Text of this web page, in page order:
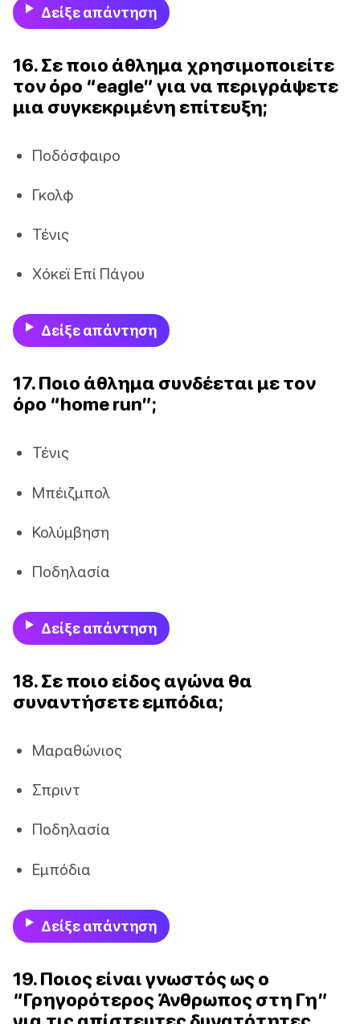
Δείξε απάντηση
16. Σε ποιο άθλημα χρησιμοποιείτε
τον όρο “eagle” για να περιγράψετε
μια συγκεκριμένη επίτευξη;
Ποδόσφαιρο
Γκολφ
Τένις
Χόκεϊ Επί Πάγου
Δείξε απάντηση
17. Ποιο άθλημα συνδέεται με τον
όρο “home run”;
Τένις
Μπέιζμπολ
Κολύμβηση
Ποδηλασία
Δείξε απάντηση
18. Σε ποιο είδος αγώνα θα
συναντήσετε εμπόδια;
Μαραθώνιος
Σπριντ
Ποδηλασία
Εμπόδια
Δείξε απάντηση
19. Ποιος είναι γνωστός ως ο
“Γρηγορότερος Άνθρωπος στη Γη”